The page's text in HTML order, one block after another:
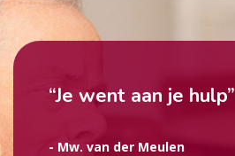
“Je went aan je hulp”
- Mw. van der Meulen